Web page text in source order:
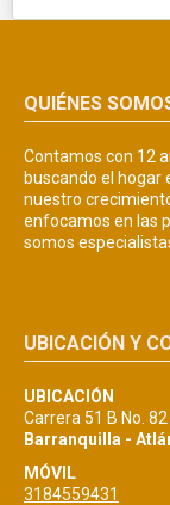
QUIÉNES
Contamos con 12
buscando el hogar
nuestro
enfocamos en las
somos
UBICACIÓN Y
UBICACIÓN
Carrera 51 B No.
Barranquilla -
MÓVIL
3184559431